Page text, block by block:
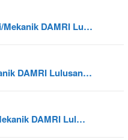
Mekanik DAMRI Lu…
DAMRI Lulusan…
DAMRI Lul…